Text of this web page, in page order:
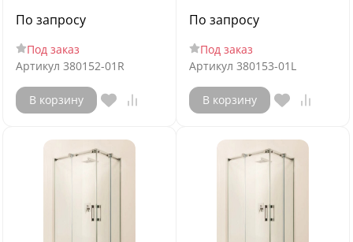
По запросу
Под заказ
Артикул 380152-01R
В корзину
По запросу
Под заказ
Артикул 380153-01L
В корзину